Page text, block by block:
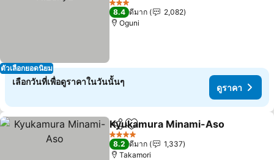
ตัวเลือกยอดนิยม
3 ดาว
8.4 ดีมาก
2,082
Oguni
เลือกวันที่เพื่อดูราคาในวันนั้นๆ
ดูราคา
แชร์ เพิ่มในรายการโปรด
Kyukamura Minami-Aso
4 ดาว
8.2 ดีมาก
1,337
Takamori